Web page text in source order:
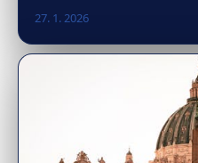
27. 1. 2026